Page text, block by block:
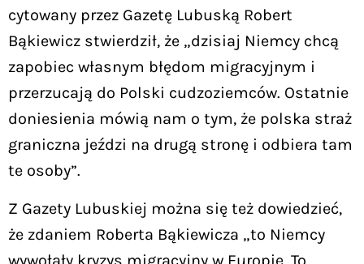
cytowany przez Gazetę Lubuską Robert
Bąkiewicz stwierdził, że „dzisiaj Niemcy chcą
zapobiec własnym błędom migracyjnym i
przerzucają do Polski cudzoziemców. Ostatnie
doniesienia mówią nam o tym, że polska straż
graniczna jeździ na drugą stronę i odbiera tam
te osoby”.
Z Gazety Lubuskiej można się też dowiedzieć,
że zdaniem Roberta Bąkiewicza „to Niemcy
wywołały kryzys migracyjny w Europie. To